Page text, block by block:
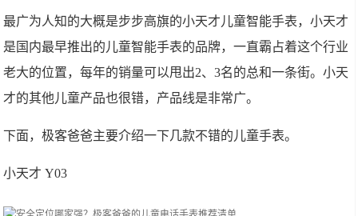
最广为人知的大概是步步高旗的小天才儿童智能手表，小天才
是国内最早推出的儿童智能手表的品牌，一直霸占着这个行业
老大的位置，每年的销量可以甩出2、3名的总和一条街。小天
才的其他儿童产品也很错，产品线是非常广。
下面，极客爸爸主要介绍一下几款不错的儿童手表。
小天才 Y03